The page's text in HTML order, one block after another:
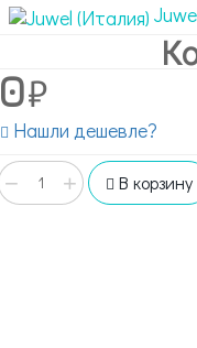
0
Нашли дешевле?
− + В корзину